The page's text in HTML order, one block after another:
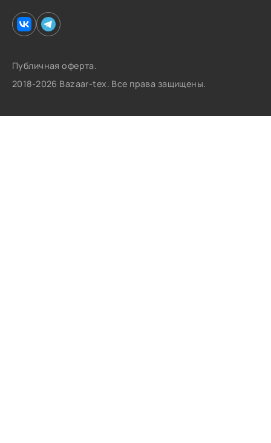
Публичная оферта.
2018-2026 Bazaar-tex. Все права защищены.